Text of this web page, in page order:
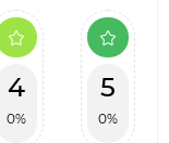
4
0%
5
0%